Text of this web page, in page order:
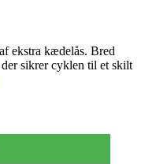
ekstra kædelås. Bred
sikrer cyklen til et skilt